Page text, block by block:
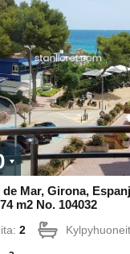
Mar, Girona,
m2 No. 104032
2